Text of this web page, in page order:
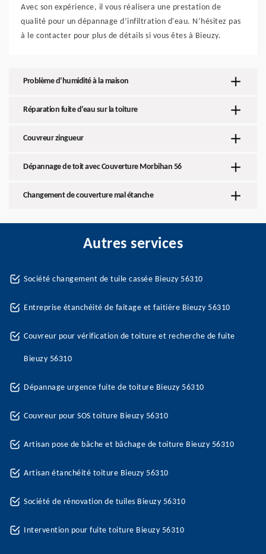
Avec son expérience, il vous réalisera une prestation de
qualité pour un dépannage d’infiltration d'eau. N’hésitez pas
à le contacter pour plus de détails si vous êtes à Bieuzy.
Problème d’humidité à la maison
Réparation fuite d’eau sur la toiture
Couvreur zingueur
Dépannage de toit avec Couverture Morbihan 56
Changement de couverture mal étanche
Autres services
Société changement de tuile cassée Bieuzy 56310
Entreprise étanchéité de faitage et faitière Bieuzy 56310
Couvreur pour vérification de toiture et recherche de fuite
Bieuzy 56310
Dépannage urgence fuite de toiture Bieuzy 56310
Couvreur pour SOS toiture Bieuzy 56310
Artisan pose de bâche et bâchage de toiture Bieuzy 56310
Artisan étanchéité toiture Bieuzy 56310
Société de rénovation de tuiles Bieuzy 56310
Intervention pour fuite toiture Bieuzy 56310